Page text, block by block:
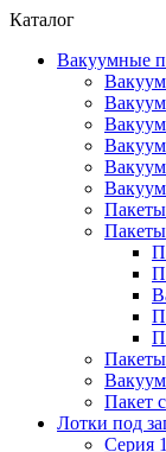
Каталог
Вакуумные
Пакеты
Пакет
Лотки под
Серия